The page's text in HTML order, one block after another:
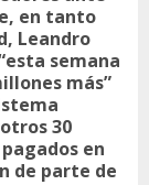
en tanto
Leandro
semana
más”
30
en
de parte de